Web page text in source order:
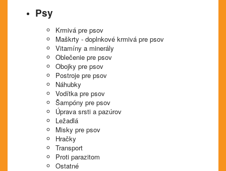
Psy
Krmivá pre psov
Maškrty - doplnkové krmivá pre psov
Vitamíny a minerály
Oblečenie pre psov
Obojky pre psov
Postroje pre psov
Náhubky
Vodítka pre psov
Šampóny pre psov
Úprava srsti a pazúrov
Ležadlá
Misky pre psov
Hračky
Transport
Proti parazitom
Ostatné